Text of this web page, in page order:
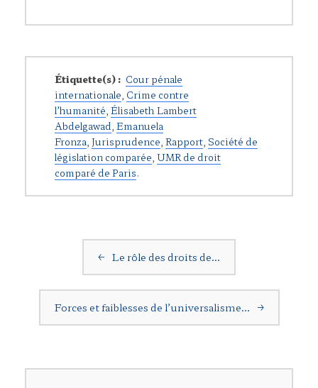
Étiquette(s) : Cour pénale
internationale Crime contre
l’humanité Élisabeth Lambert
Abdelgawad Emanuela
Fronza Jurisprudence Rapport Société de
législation comparée UMR de droit
comparé de Paris.
← Le rôle des droits de…
Forces et faiblesses de l’universalisme… →